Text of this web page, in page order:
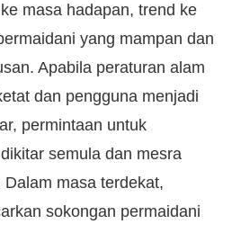
masa hadapan, trend ke
yang mampan dan
Apabila peraturan alam
dan pengguna menjadi
permintaan untuk
semula dan mesra
masa terdekat,
sokongan permaidani